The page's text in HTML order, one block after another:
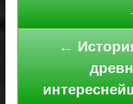
записям
←